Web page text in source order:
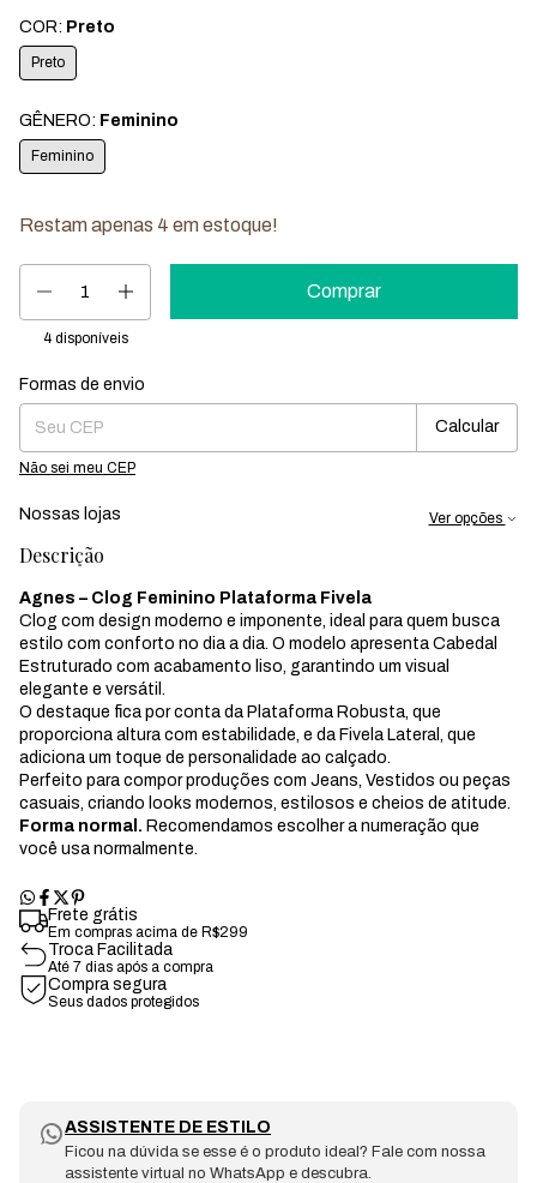
COR: Preto
Preto
GÊNERO: Feminino
Feminino
Restam apenas 4 em estoque!
4 disponíveis
Entregas para o CEP:
Formas de envio
Calcular
Não sei meu CEP
Nossas lojas Ver opções
Descrição
Agnes – Clog Feminino Plataforma Fivela
Clog com design moderno e imponente, ideal para quem busca
estilo com conforto no dia a dia. O modelo apresenta Cabedal
Estruturado com acabamento liso, garantindo um visual
elegante e versátil.
O destaque fica por conta da Plataforma Robusta, que
proporciona altura com estabilidade, e da Fivela Lateral, que
adiciona um toque de personalidade ao calçado.
Perfeito para compor produções com Jeans, Vestidos ou peças
casuais, criando looks modernos, estilosos e cheios de atitude.
Forma normal. Recomendamos escolher a numeração que
você usa normalmente.
Frete grátis
Em compras acima de R$299
Troca Facilitada
Até 7 dias após a compra
Compra segura
Seus dados protegidos
ASSISTENTE DE ESTILO
Ficou na dúvida se esse é o produto ideal? Fale com nossa
assistente virtual no WhatsApp e descubra.